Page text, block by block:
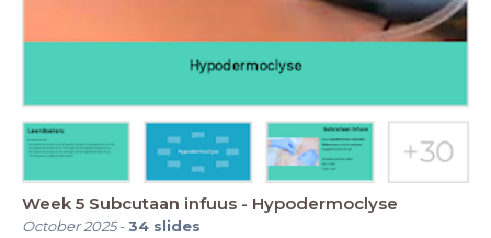
Week 5 Subcutaan infuus - Hypodermoclyse
October 2025-34 slides